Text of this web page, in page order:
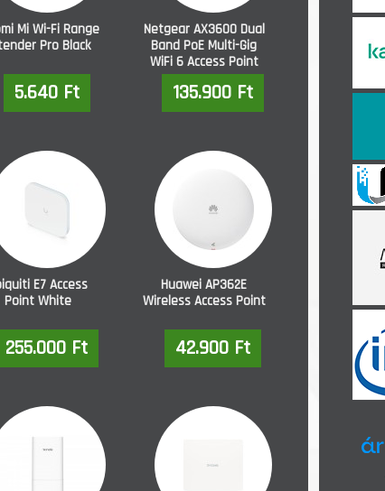
Mi Wi-Fi Range
Pro Black
5.640 Ft
Netgear AX3600 Dual
Band PoE Multi-Gig
WiFi 6 Access Point
135.900 Ft
E7 Access
Point White
255.000 Ft
Huawei AP362E
Wireless Access Point
42.900 Ft